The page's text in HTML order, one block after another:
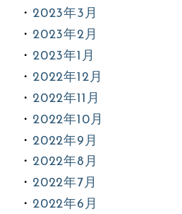
2023年3月
2023年2月
2023年1月
2022年12月
2022年11月
2022年10月
2022年9月
2022年8月
2022年7月
2022年6月